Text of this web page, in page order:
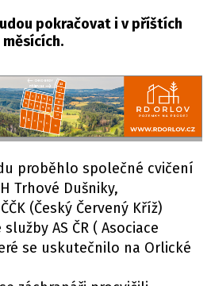
pokračovat i v příštích
měsících.
proběhlo společné cvičení
Trhové Dušniky,
(Český Červený Kříž)
AS ČR ( Asociace
se uskutečnilo na Orlické